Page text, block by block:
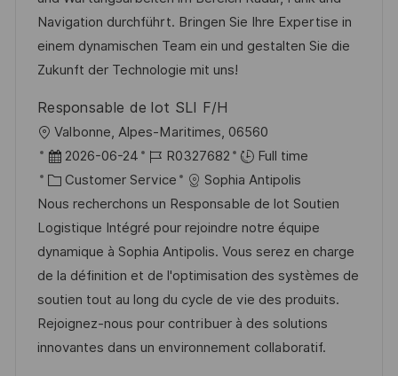
i
o
n
d
D
a
e
g
o
r
Navigation durchführt. Bringen Sie Ihre Expertise in
einem dynamischen Team ein und gestalten Sie die
Zukunft der Technologie mit uns!
Responsable de lot SLI F/H
L
o
c
a
t
i
o
n
Valbonne, Alpes-Maritimes, 06560
P
o
s
t
e
d
D
a
t
2026-06-24
J
o
b
I
d
R0327682
Full time
C
a
t
e
g
o
r
y
Customer Service
Sophia Antipolis
Nous recherchons un Responsable de lot Soutien
Logistique Intégré pour rejoindre notre équipe
dynamique à Sophia Antipolis. Vous serez en charge
de la définition et de l'optimisation des systèmes de
soutien tout au long du cycle de vie des produits.
Rejoignez-nous pour contribuer à des solutions
innovantes dans un environnement collaboratif.